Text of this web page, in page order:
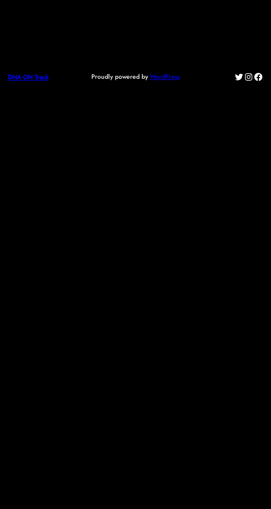
DNA ON Track Proudly powered by WordPress Twitter